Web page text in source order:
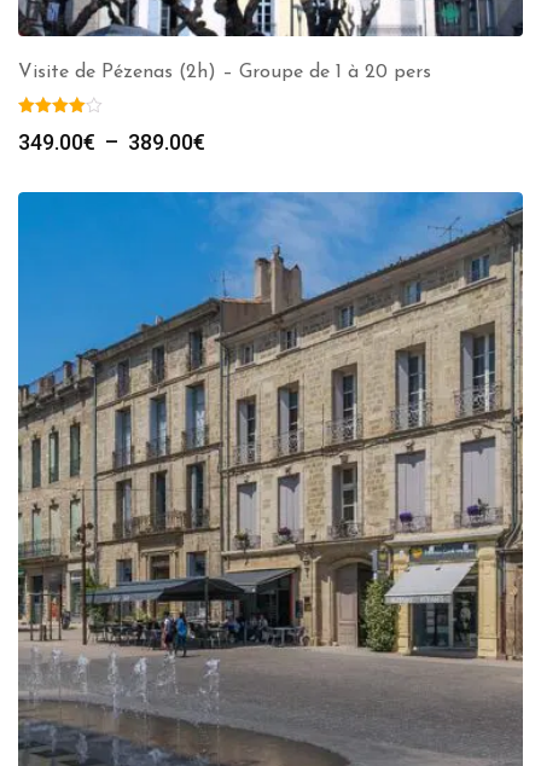
Visite de Pézenas (2h) – Groupe de 1 à 20 pers
349.00€ – 389.00€
prix :
349.00€
389.00€